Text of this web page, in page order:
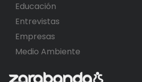
Educación
Entrevistas
Empresas
Medio Ambiente